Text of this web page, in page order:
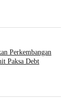
Perkembangan
Paksa Debt